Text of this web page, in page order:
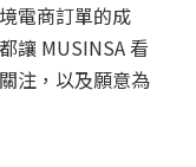
電商訂單的成
讓 MUSINSA 看
注，以及願意為